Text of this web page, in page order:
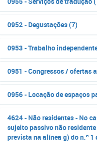
0952 - Degustações (7)
0953 - Trabalho
0951 - Congressos / ofertas
0956 - Locação de espaços
4624 - Não residentes - No
sujeito passivo não
prevista na alínea g) do n.º 1